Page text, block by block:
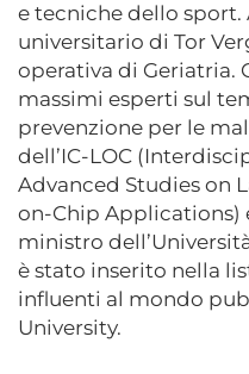
e tecniche dello
universitario di Tor
operativa di Geriatria.
massimi esperti sul
prevenzione per le
dell’IC-LOC
Advanced Studies on
on-Chip Applications)
ministro
è stato inserito nella
influenti al mondo
University.